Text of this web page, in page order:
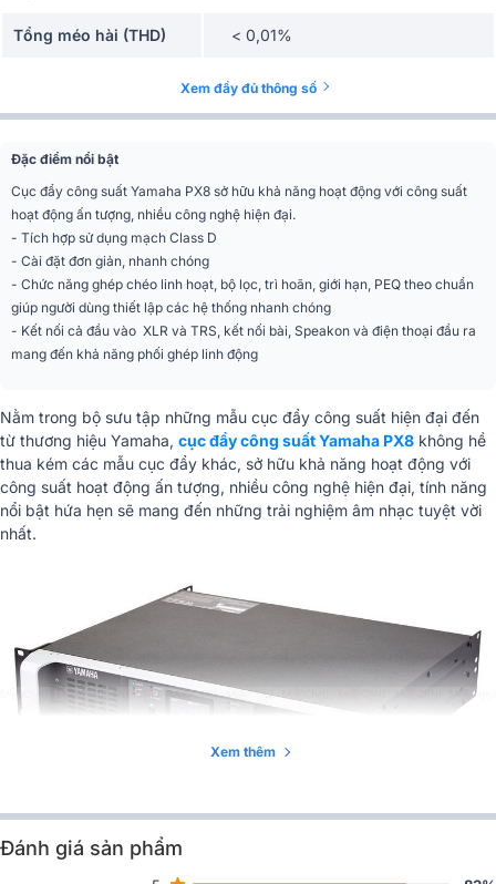
Tổng méo hài (THD) < 0,01%
2x 600W
Trọng lượng 7,2 kg
Xem đầy đủ thông số
Đặc điểm nổi bật
Cục đẩy công suất Yamaha PX8 sở hữu khả năng hoạt động với công suất
hoạt động ấn tượng, nhiều công nghệ hiện đại.
- Tích hợp sử dụng mạch Class D
- Cài đặt đơn giản, nhanh chóng
- Chức năng ghép chéo linh hoạt, bộ lọc, trì hoãn, giới hạn, PEQ theo chuẩn
giúp người dùng thiết lập các hệ thống nhanh chóng
- Kết nối cả đầu vào XLR và TRS, kết nối bài, Speakon và điện thoại đầu ra
mang đến khả năng phối ghép linh động
Nằm trong bộ sưu tập những mẫu cục đẩy công suất hiện đại đến
từ thương hiệu Yamaha, cục đẩy công suất Yamaha PX8 không hề
thua kém các mẫu cục đẩy khác, sở hữu khả năng hoạt động với
công suất hoạt động ấn tượng, nhiều công nghệ hiện đại, tính năng
nổi bật hứa hẹn sẽ mang đến những trải nghiệm âm nhạc tuyệt vời
nhất.
Xem thêm
Đánh giá sản phẩm